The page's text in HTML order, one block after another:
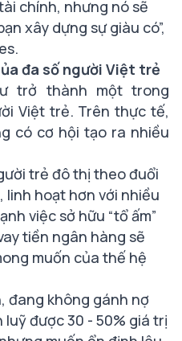
chính, nhưng nó sẽ
xây dựng sự giàu có”,
đa số người Việt trẻ
trở thành một trong
Việt trẻ. Trên thực tế,
có cơ hội tạo ra nhiều
trẻ đô thị theo đuổi
linh hoạt hơn với nhiều
việc sở hữu “tổ ấm”
tiền ngân hàng sẽ
muốn của thế hệ
đang không gánh nợ
được 30 - 50% giá trị